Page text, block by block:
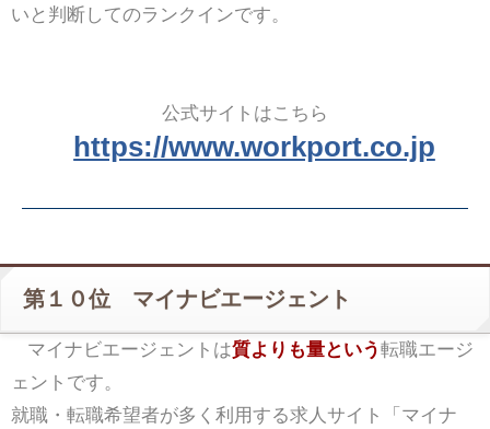
いと判断してのランクインです。
公式サイトはこちら
https://www.workport.co.jp
第１０位 マイナビエージェント
マイナビエージェントは質よりも量という転職エージ
ェントです。
就職・転職希望者が多く利用する求人サイト「マイナ